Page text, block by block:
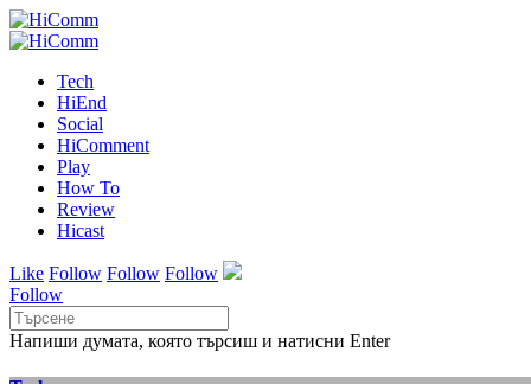
Tech
HiEnd
Social
HiComment
Play
How To
Review
Hicast
Like Follow Follow Follow
Follow
Напиши думата, която търсиш и натисни Enter